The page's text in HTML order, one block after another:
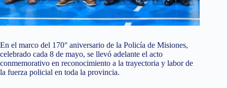
En el marco del 170° aniversario de la Policía de Misiones,
celebrado cada 8 de mayo, se llevó adelante el acto
conmemorativo en reconocimiento a la trayectoria y labor de
la fuerza policial en toda la provincia.